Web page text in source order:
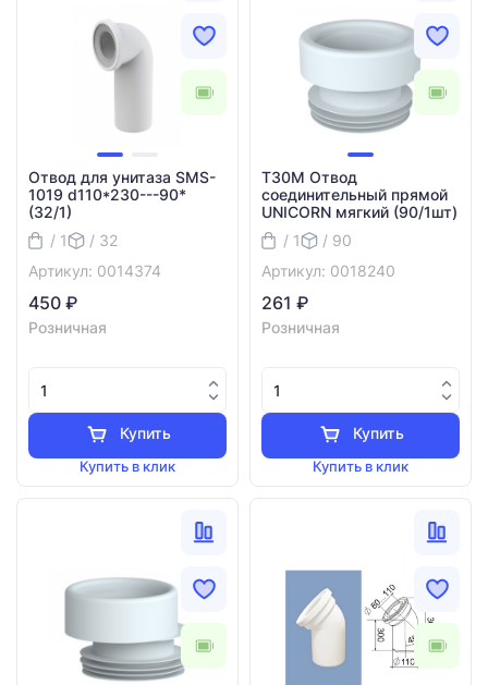
Отвод для унитаза SMS-
1019 d110*230---90*
(32/1)
/ 1
/ 32
Артикул: 0014374
450 ₽
Розничная
Купить
Купить в клик
T30М Отвод
соединительный прямой
UNICORN мягкий (90/1шт)
/ 1
/ 90
Артикул: 0018240
261 ₽
Розничная
Купить
Купить в клик